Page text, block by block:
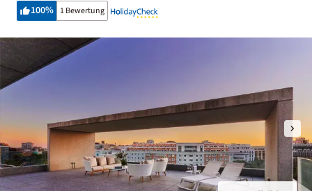
100% 1 Bewertung